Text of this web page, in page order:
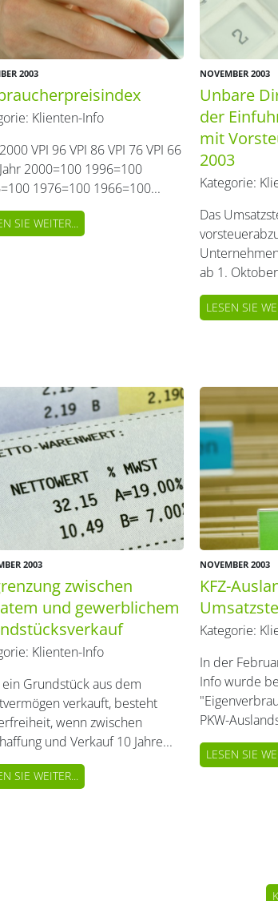
2003
Klienten-Info
VPI 96 VPI 86 VPI 76 VPI 66
2000=100 1996=100
1976=100 1966=100...
SIE WEITER...
NOVEMBER 2003
Unbare
der
mit
2003
Kategorie:
Das
ab 1.
LESEN SIE
2003
zwischen
und gewerblichem
Klienten-Info
Grundstück aus dem
verkauft, besteht
wenn zwischen
und Verkauf 10 Jahre...
SIE WEITER...
NOVEMBER 2003
KFZ-
Kategorie:
In der
Info wurde
PKW-
LESEN SIE